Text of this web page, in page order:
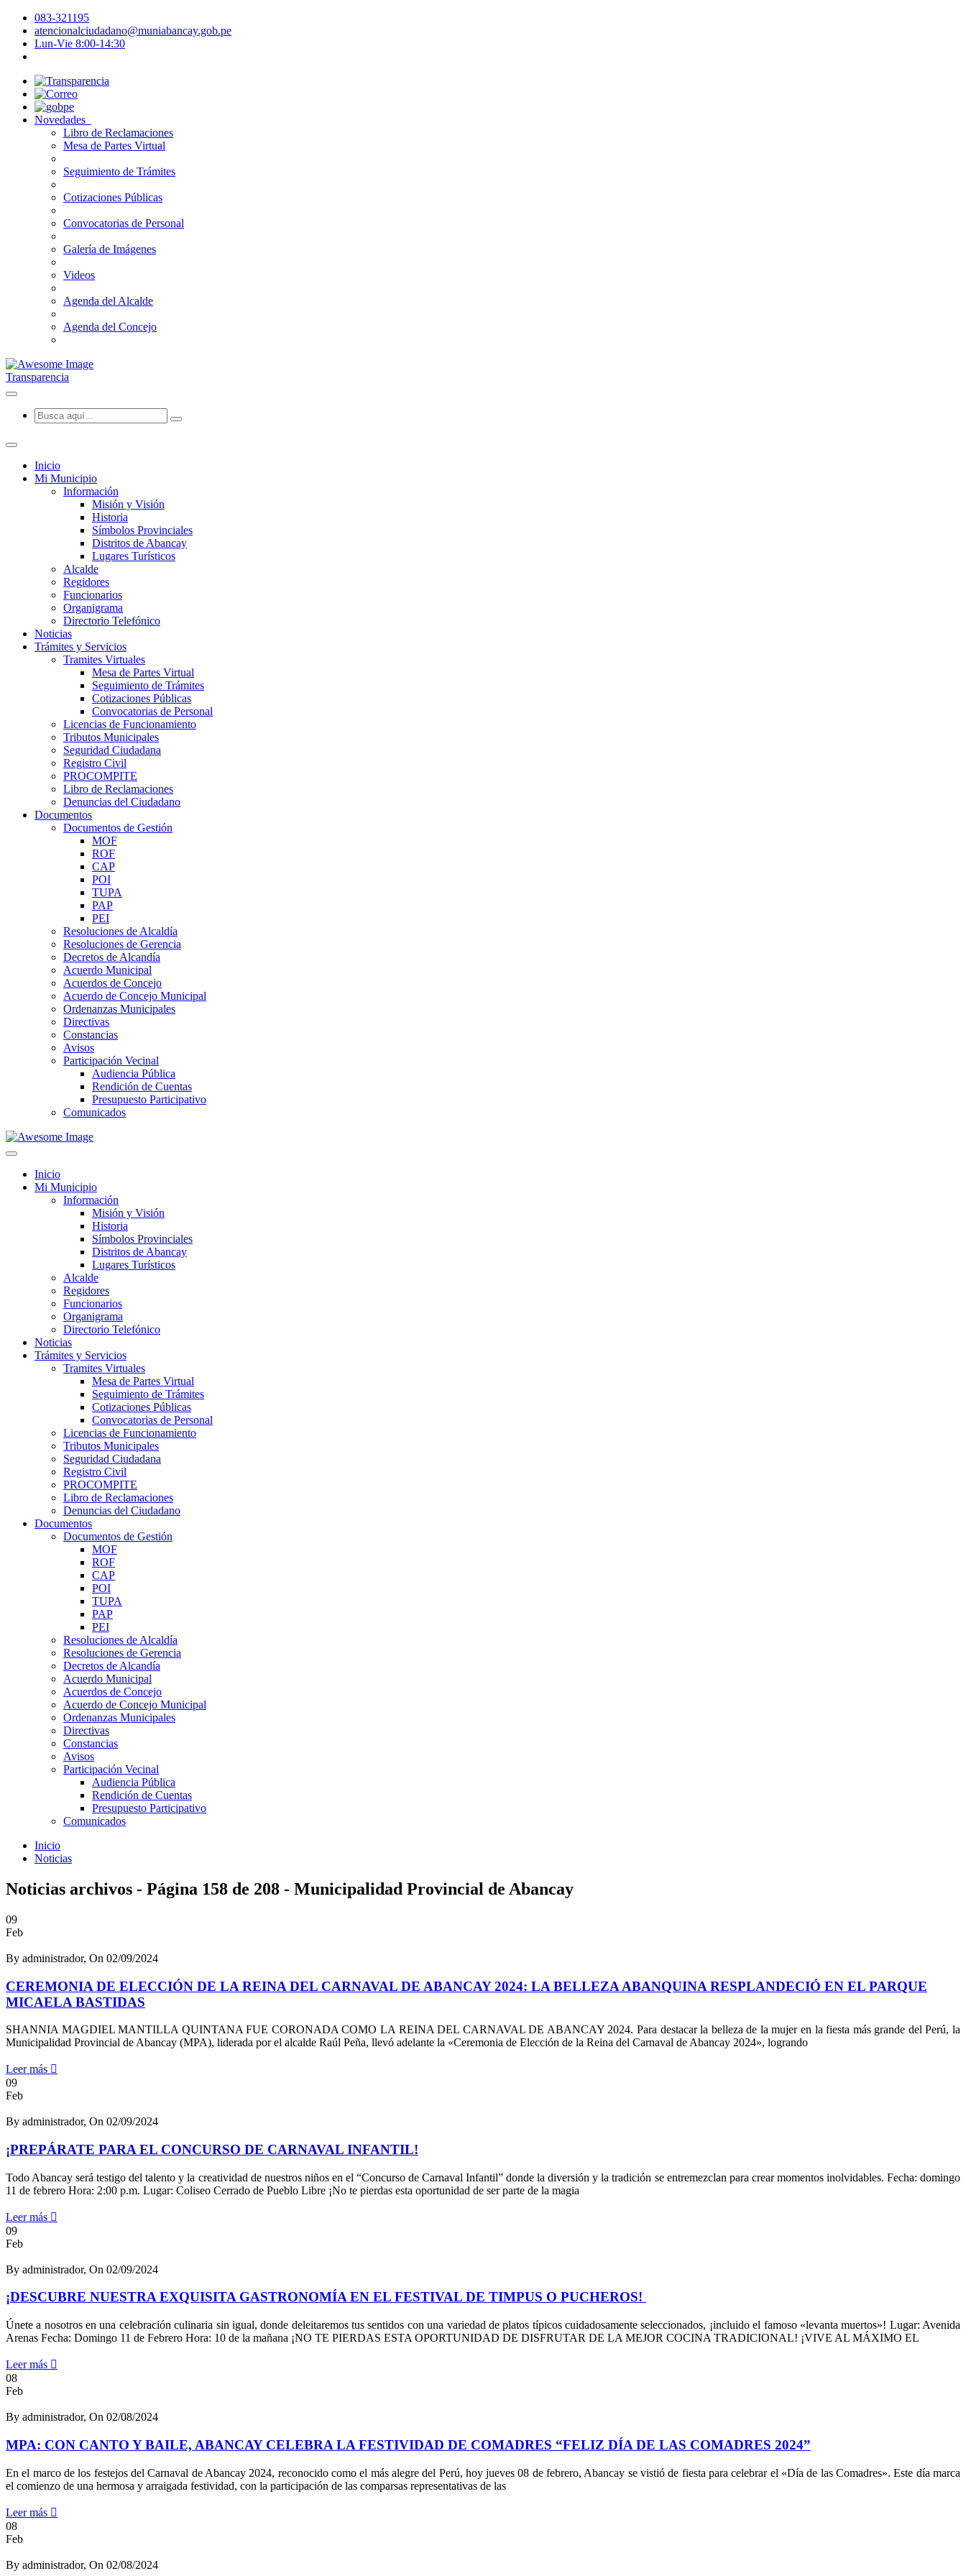
083-321195
atencionalciudadano@muniabancay.gob.pe
Lun-Vie 8:00-14:30
Novedades
Libro de Reclamaciones
Mesa de Partes Virtual
Seguimiento de Trámites
Cotizaciones Públicas
Convocatorias de Personal
Galería de Imágenes
Videos
Agenda del Alcalde
Agenda del Concejo
Transparencia
Inicio
Mi Municipio
Información
Misión y Visión
Historia
Símbolos Provinciales
Distritos de Abancay
Lugares Turísticos
Alcalde
Regidores
Funcionarios
Organigrama
Directorio Telefónico
Noticias
Trámites y Servicios
Tramites Virtuales
Mesa de Partes Virtual
Seguimiento de Trámites
Cotizaciones Públicas
Convocatorias de Personal
Licencias de Funcionamiento
Tributos Municipales
Seguridad Ciudadana
Registro Civil
PROCOMPITE
Libro de Reclamaciones
Denuncias del Ciudadano
Documentos
Documentos de Gestión
MOF
ROF
CAP
POI
TUPA
PAP
PEI
Resoluciones de Alcaldía
Resoluciones de Gerencia
Decretos de Alcandía
Acuerdo Municipal
Acuerdos de Concejo
Acuerdo de Concejo Municipal
Ordenanzas Municipales
Directivas
Constancias
Avisos
Participación Vecinal
Audiencia Pública
Rendición de Cuentas
Presupuesto Participativo
Comunicados
Inicio
Mi Municipio
Información
Misión y Visión
Historia
Símbolos Provinciales
Distritos de Abancay
Lugares Turísticos
Alcalde
Regidores
Funcionarios
Organigrama
Directorio Telefónico
Noticias
Trámites y Servicios
Tramites Virtuales
Mesa de Partes Virtual
Seguimiento de Trámites
Cotizaciones Públicas
Convocatorias de Personal
Licencias de Funcionamiento
Tributos Municipales
Seguridad Ciudadana
Registro Civil
PROCOMPITE
Libro de Reclamaciones
Denuncias del Ciudadano
Documentos
Documentos de Gestión
MOF
ROF
CAP
POI
TUPA
PAP
PEI
Resoluciones de Alcaldía
Resoluciones de Gerencia
Decretos de Alcandía
Acuerdo Municipal
Acuerdos de Concejo
Acuerdo de Concejo Municipal
Ordenanzas Municipales
Directivas
Constancias
Avisos
Participación Vecinal
Audiencia Pública
Rendición de Cuentas
Presupuesto Participativo
Comunicados
Inicio
Noticias
Noticias archivos - Página 158 de 208 - Municipalidad Provincial de Abancay
09
Feb
By administrador, On 02/09/2024
CEREMONIA DE ELECCIÓN DE LA REINA DEL CARNAVAL DE ABANCAY 2024: LA BELLEZA ABANQUINA RESPLANDECIÓ EN EL PARQUE
MICAELA BASTIDAS
SHANNIA MAGDIEL MANTILLA QUINTANA FUE CORONADA COMO LA REINA DEL CARNAVAL DE ABANCAY 2024. Para destacar la belleza de la mujer en la fiesta más grande del Perú, la
Municipalidad Provincial de Abancay (MPA), liderada por el alcalde Raúl Peña, llevó adelante la «Ceremonia de Elección de la Reina del Carnaval de Abancay 2024», logrando
Leer más
09
Feb
By administrador, On 02/09/2024
¡PREPÁRATE PARA EL CONCURSO DE CARNAVAL INFANTIL!
Todo Abancay será testigo del talento y la creatividad de nuestros niños en el “Concurso de Carnaval Infantil” donde la diversión y la tradición se entremezclan para crear momentos inolvidables. Fecha: domingo
11 de febrero Hora: 2:00 p.m. Lugar: Coliseo Cerrado de Pueblo Libre ¡No te pierdas esta oportunidad de ser parte de la magia
Leer más
09
Feb
By administrador, On 02/09/2024
​​¡DESCUBRE NUESTRA EXQUISITA GASTRONOMÍA EN EL FESTIVAL DE TIMPUS O PUCHEROS! ​​​
Únete a nosotros en una celebración culinaria sin igual, donde deleitaremos tus sentidos con una variedad de platos típicos cuidadosamente seleccionados, ¡incluido el famoso «levanta muertos»! Lugar: Avenida
Arenas Fecha: Domingo 11 de Febrero ​Hora: 10 de la mañana ¡NO TE PIERDAS ESTA OPORTUNIDAD DE DISFRUTAR DE LA MEJOR COCINA TRADICIONAL! ¡VIVE AL MÁXIMO EL
Leer más
08
Feb
By administrador, On 02/08/2024
MPA: CON CANTO Y BAILE, ABANCAY CELEBRA LA FESTIVIDAD DE COMADRES “FELIZ DÍA DE LAS COMADRES 2024”
En el marco de los festejos del Carnaval de Abancay 2024, reconocido como el más alegre del Perú, hoy jueves 08 de febrero, Abancay se vistió de fiesta para celebrar el «Día de las Comadres». Este día marca
el comienzo de una hermosa y arraigada festividad, con la participación de las comparsas representativas de las
Leer más
08
Feb
By administrador, On 02/08/2024